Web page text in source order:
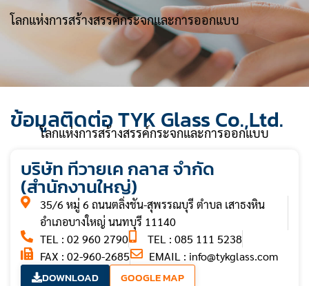
โลกแห่งการสร้างสรรค์กระจกและการออกแบบ
ข้อมูลติดต่อ TYK Glass Co.,Ltd.
โลกแห่งการสร้างสรรค์กระจกและการออกแบบ
บริษัท ทีวายเค กลาส จำกัด
(สำนักงานใหญ่)
35/6 หมู่ 6 ถนนตลิ่งชัน-สุพรรณบุรี ตำบล เสาธงหิน
อำเภอบางใหญ่ นนทบุรี 11140
TEL : 02 960 2790
TEL : 085 111 5238
FAX : 02-960-2685
EMAIL : info@tykglass.com
DOWNLOAD GOOGLE MAP